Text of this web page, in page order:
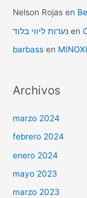
Nelson Rojas en
נערות ליווי בלוד en
barbass en
Archivos
marzo 2024
febrero 2024
enero 2024
mayo 2023
marzo 2023